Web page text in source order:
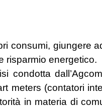
consumi, giungere
risparmio energetico.
condotta
meters (contatori
in materia di